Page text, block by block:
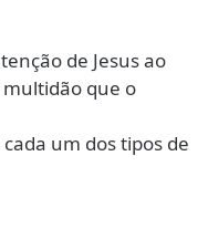
de Jesus ao
que o
um dos tipos de